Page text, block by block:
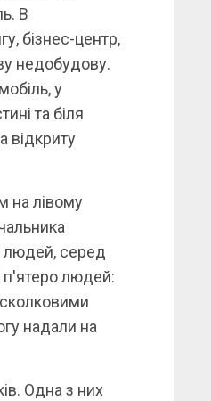
В
бізнес-центр,
недобудову.
у
та біля
відкриту
на лівому
людей, серед
п'ятеро людей:
надали на
Одна з них